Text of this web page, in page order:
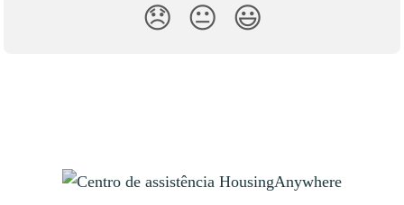
😞 😐 😃